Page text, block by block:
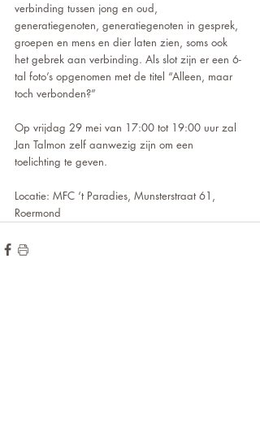
verbinding tussen jong en oud,
generatiegenoten, generatiegenoten in gesprek,
groepen en mens en dier laten zien, soms ook
het gebrek aan verbinding. Als slot zijn er een 6-
tal foto’s opgenomen met de titel “Alleen, maar
toch verbonden?”
Op vrijdag 29 mei van 17:00 tot 19:00 uur zal
Jan Talmon zelf aanwezig zijn om een
toelichting te geven.
Locatie: MFC ‘t Paradies, Munsterstraat 61,
Roermond